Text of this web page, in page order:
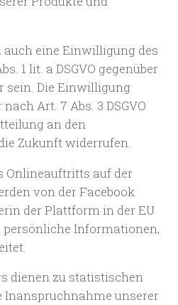
eine Einwilligung des
1 lit. a DSGVO gegenüber
sein. Die Einwilligung
Art. 7 Abs. 3 DSGVO
an den
Zukunft widerrufen.
Onlineauftritts auf der
von der Facebook
der Plattform in der EU
persönliche Informationen,
dienen zu statistischen
unserer